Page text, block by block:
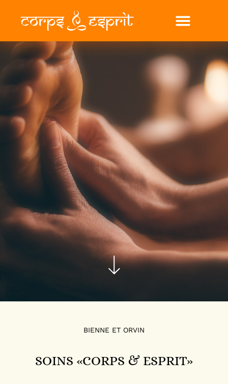
BIENNE ET ORVIN
SOINS «CORPS & ESPRIT»